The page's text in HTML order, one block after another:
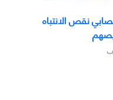
نقص الانتباه